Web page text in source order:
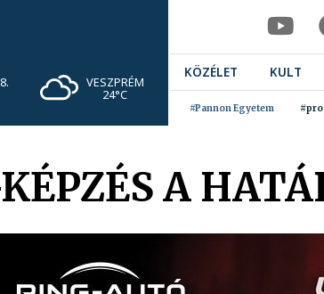
VESZPRÉM
24°C
KÖZÉLET KULT
#Pannon Egyetem
A